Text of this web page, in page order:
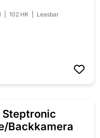
102 HK Leasbar
NYINKOMMEN
Backkamera